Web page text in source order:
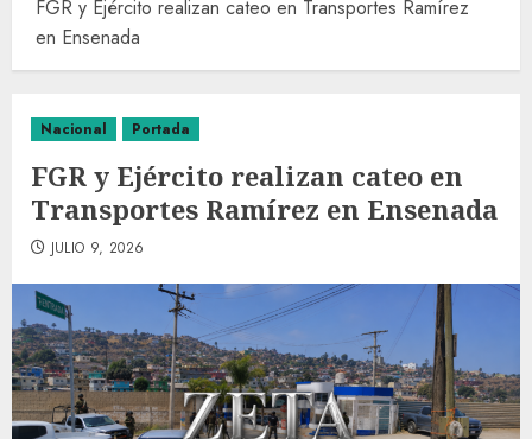
FGR y Ejército realizan cateo en Transportes Ramírez
en Ensenada
Nacional Portada
FGR y Ejército realizan cateo en
Transportes Ramírez en Ensenada
JULIO 9, 2026